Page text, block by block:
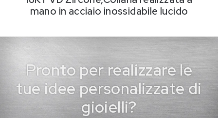
acciaio inossidabile lucido
Pronto per realizzare le
tue idee personalizzate di
gioielli?